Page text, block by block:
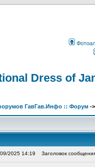
Dress of
ГавГав.Инфо :: Форум -
2025 14:19 Заголовок